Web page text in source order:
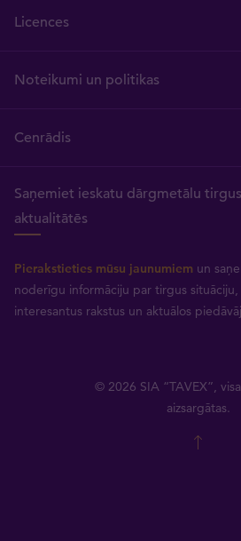
Licences
Noteikumi un politikas
Cenrādis
Saņemiet ieskatu dārgmetālu tirgus
aktualitātēs
Pierakstieties mūsu jaunumiem un
noderīgu informāciju par tirgus situāciju,
interesantus rakstus un aktuālos
© 2026 SIA “TAVEX”,
aizsargātas.